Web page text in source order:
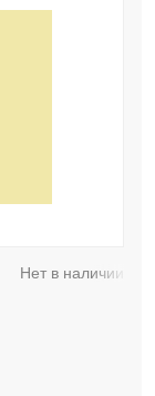
Нет в наличии